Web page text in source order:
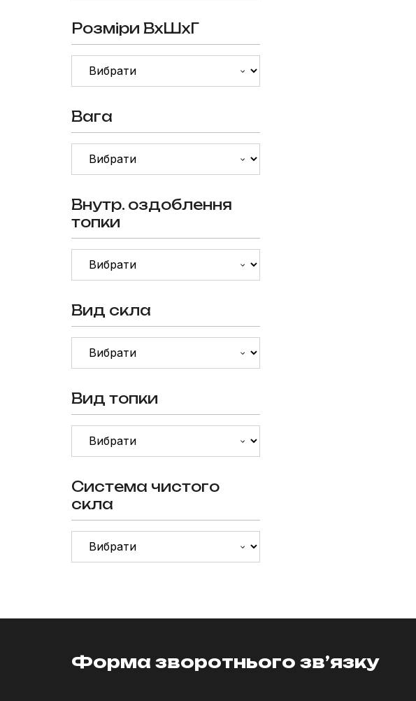
Розміри ВхШхГ
Вага
Внутр. оздоблення
топки
Вид скла
Вид топки
Система чистого
скла
Форма зворотнього зв’язку